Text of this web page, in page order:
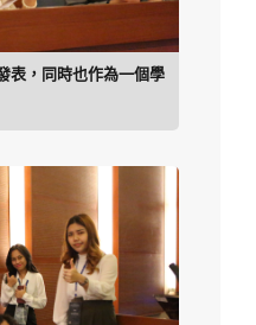
表，同時也作為一個學